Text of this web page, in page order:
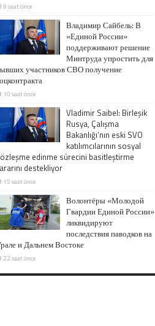
9 saat önce
Владимир Сайбель: В
«Единой России»
поддерживают решение
Минтруда упростить для
участников СВО получение
10 saat önce
Vladimir Saibel: Birleşik
Rusya, Çalışma
Bakanlığı’nın eski SVO
katılımcılarının sosyal
edinme sürecini basitleştirme
destekliyor
15 saat önce
Волонтёры «Молодой
Гвардии Единой России»
ликвидируют
последствия паводков на
и Дальнем Востоке
22 saat önce